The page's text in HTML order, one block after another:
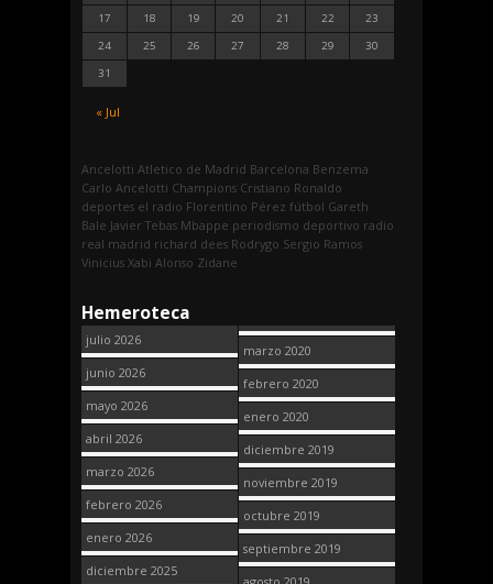
« Jul
17
18 19 20 21 22
23
24
25 26 27 28 29
30
31
Ancelotti Atletico de Madrid Barcelona Benzema
Carlo Ancelotti Champions Cristiano Ronaldo
deportes el radio Florentino Pérez fútbol Gareth
Bale Javier Tebas Mbappe periodismo deportivo radio
real madrid richard dees Rodrygo Sergio Ramos
Vinicius Xabi Alonso Zidane
Hemeroteca
julio 2026
junio 2026
mayo 2026
abril 2026
marzo 2026
febrero 2026
enero 2026
diciembre 2025
marzo 2020
febrero 2020
enero 2020
diciembre 2019
noviembre 2019
octubre 2019
septiembre 2019